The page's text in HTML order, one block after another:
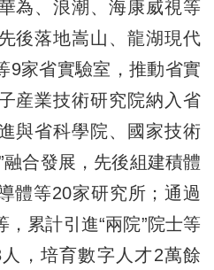
為、浪潮、海康威視等
後落地嵩山、龍湖現代
9家省實驗室，推動省實
産業技術研究院納入省
與省科學院、國家技術
融合發展，先後組建積體
體等20家研究所；通過
累計引進“兩院”院士等
，培育數字人才2萬餘